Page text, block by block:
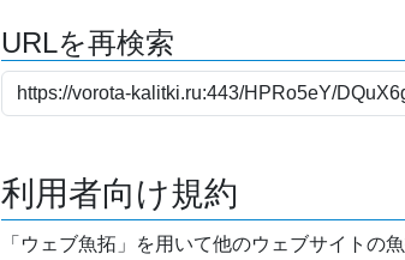
URLを再検索
利用者向け規約
「ウェブ魚拓」を用いて他のウェブサイトの